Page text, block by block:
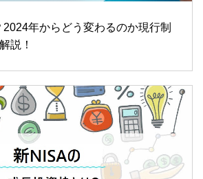
年からどう変わるのか現行制
説！